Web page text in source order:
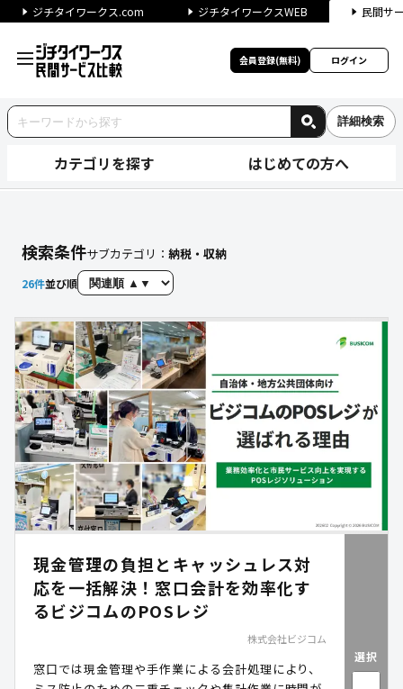
ジチタイワークス.com ジチタイワークスWEB 民間サ
会員登録(無料) ログイン
詳細検索
カテゴリを探す はじめての方へ
検索条件サブカテゴリ： 納税・収納
26件並び順
現金管理の負担とキャッシュレス対
応を一括解決！窓口会計を効率化す
るビジコムのPOSレジ
株式会社ビジコム
窓口では現金管理や手作業による会計処理により、
選択